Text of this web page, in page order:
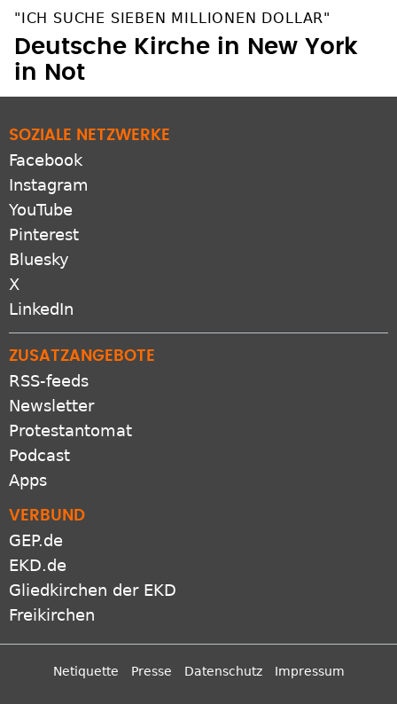
"ICH SUCHE SIEBEN MILLIONEN DOLLAR"
Deutsche Kirche in New York
in Not
SOZIALE NETZWERKE
Facebook
Instagram
YouTube
Pinterest
Bluesky
X
LinkedIn
ZUSATZANGEBOTE
RSS-feeds
Newsletter
Protestantomat
Podcast
Apps
VERBUND
GEP.de
EKD.de
Gliedkirchen der EKD
Freikirchen
Netiquette Presse Datenschutz Impressum